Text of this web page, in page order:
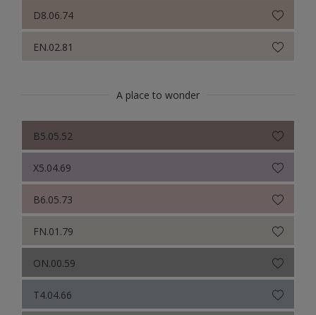
Colour Futures 2020
Sikkens Colour Futures 2018
D8.06.74
EN.02.81
A place to wonder
B5.05.52
X5.04.69
B6.05.73
FN.01.79
ON.00.59
T4.04.66